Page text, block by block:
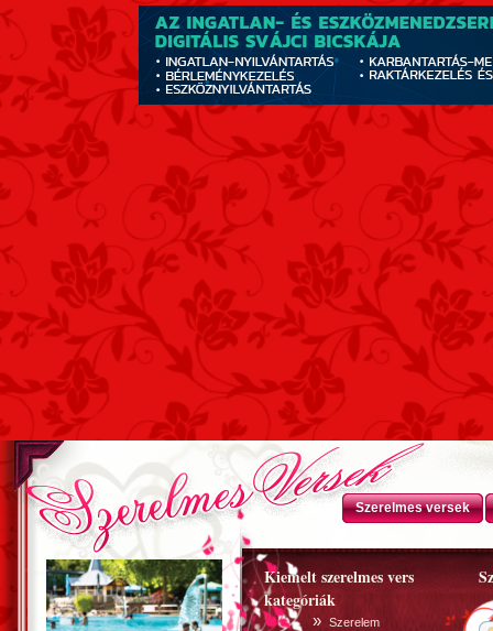
Szerelmes versek
Kiemelt szerelmes vers
kategóriák
» Szerelem